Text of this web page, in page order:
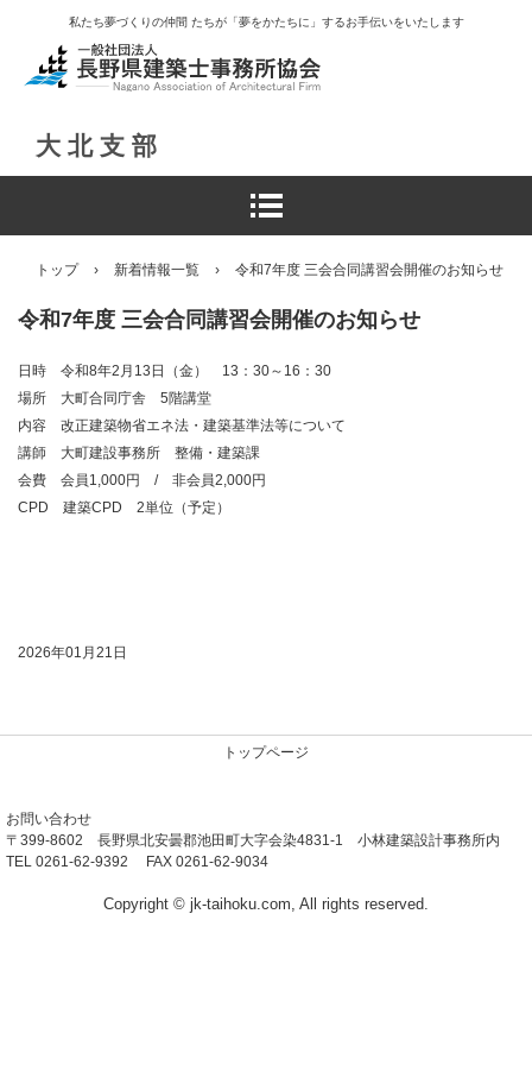
私たち夢づくりの仲間 たちが「夢をかたちに」するお手伝いをいたします
大 北 支 部
トップ › 新着情報一覧 › 令和7年度 三会合同講習会開催のお知らせ
令和7年度 三会合同講習会開催のお知らせ
日時 令和8年2月13日（金） 13：30～16：30
場所 大町合同庁舎 5階講堂
内容 改正建築物省エネ法・建築基準法等について
講師 大町建設事務所 整備・建築課
会費 会員1,000円 / 非会員2,000円
CPD 建築CPD 2単位（予定）
2026年01月21日
トップページ
お問い合わせ
〒399-8602 長野県北安曇郡池田町大字会染4831-1 小林建築設計事務所内
TEL 0261-62-9392 FAX 0261-62-9034
Copyright © jk-taihoku.com, All rights reserved.